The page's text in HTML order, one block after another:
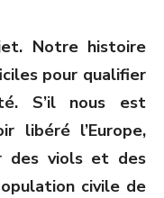
Notre histoire
pour qualifier
S’il nous est
libéré l’Europe,
des viols et des
civile de